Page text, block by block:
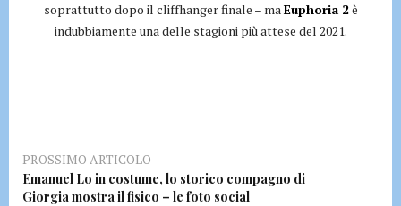
soprattutto dopo il cliffhanger finale – maEuphoria 2è
indubbiamente una delle stagioni più attese del 2021.
PROSSIMO ARTICOLO
Emanuel Lo in costume, lo storico compagno di
Giorgia mostra il fisico – le foto social